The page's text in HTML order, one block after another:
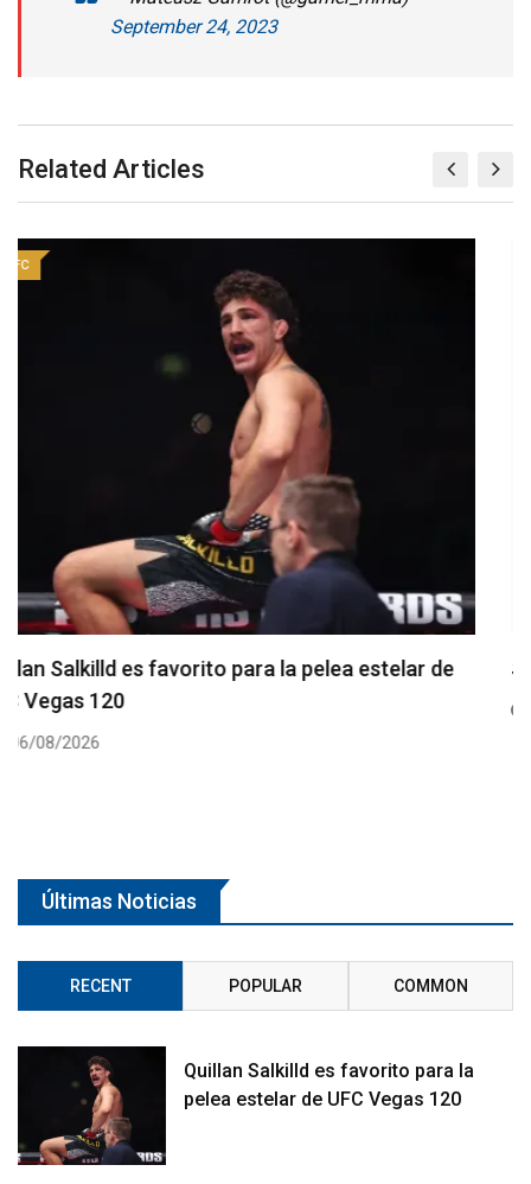
September 24, 2023
Related Articles
UFC
Se anuncia la cartelera completa del UFC 331
06/08/2026
Últimas Noticias
RECENT POPULAR COMMON
Quillan Salkilld es favorito para la
pelea estelar de UFC Vegas 120